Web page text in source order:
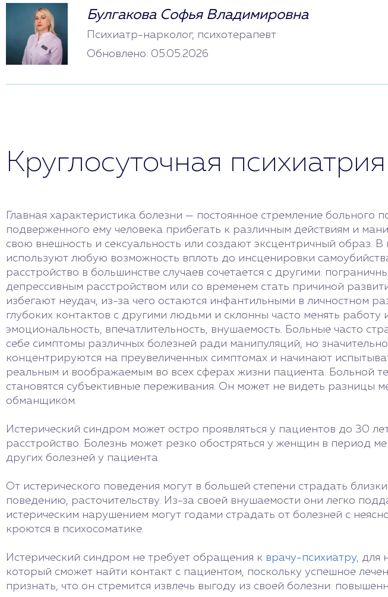
Булгакова Софья Владимировна
Психиатр-нарколог, психотерапевт
Обновлено: 05.05.2026
Круглосуточная психиатрия
Главная характеристика болезни — постоянное стремление больного
подверженного ему человека прибегать к различным действиям и
свою внешность и сексуальность или создают эксцентричный
используют любую возможность вплоть до инсценировки
расстройство в большинстве случаев сочетается с другими:
депрессивным расстройством или со временем стать причиной
избегают неудач, из-за чего остаются инфантильными в личностном
глубоких контактов с другими людьми и склонны часто менять
эмоциональность, впечатлительность, внушаемость. Больные часто
себе симптомы различных болезней ради манипуляций, но
концентрируются на преувеличенных симптомах и начинают
реальным и воображаемым во всех сферах жизни пациента. Больной
становятся субъективные переживания. Он может не видеть разницы
обманщиком.
Истерический синдром может остро проявляться у пациентов до 30
расстройство. Болезнь может резко обостряться у женщин в период
других болезней у пациента.
От истерического поведения могут в большей степени страдать
поведению, расточительству. Из-за своей внушаемости они легко
истерическим нарушением могут годами страдать от болезней с
кроются в психосоматике.
Истерический синдром не требует обращения к врачу-психиатру, для
который сможет найти контакт с пациентом, поскольку успешное
признать, что он стремится извлечь выгоду из своей болезни: